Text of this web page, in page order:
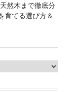
然木まで徹底分
育てる選び方＆